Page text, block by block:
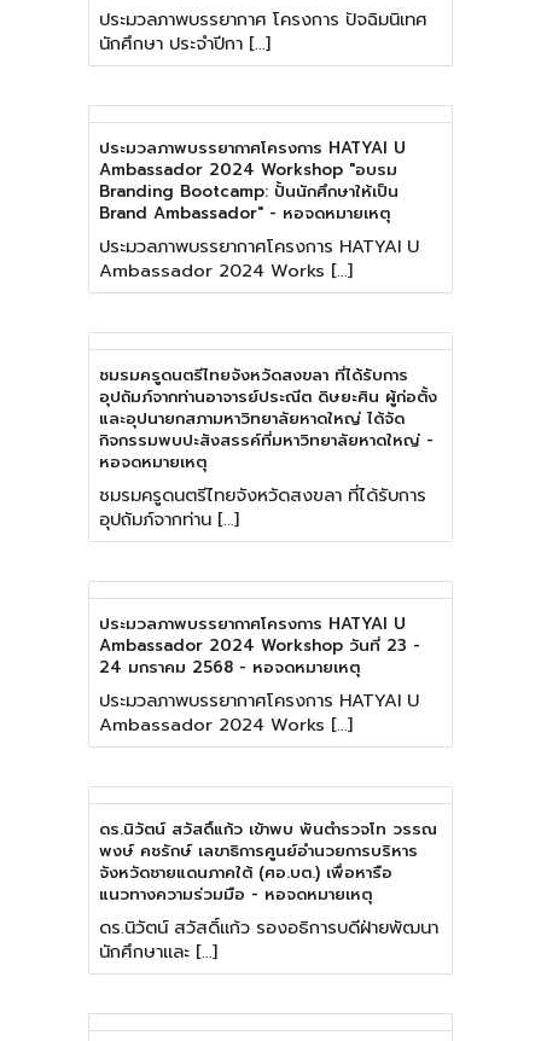
ประมวลภาพบรรยากาศ โครงการ ปัจฉิมนิเทศ
นักศึกษา ประจำปีกา […]
ประมวลภาพบรรยากาศโครงการ HATYAI U
Ambassador 2024 Workshop "อบรม
Branding Bootcamp: ปั้นนักศึกษาให้เป็น
Brand Ambassador" - หอจดหมายเหตุ
ประมวลภาพบรรยากาศโครงการ HATYAI U
Ambassador 2024 Works […]
ชมรมครูดนตรีไทยจังหวัดสงขลา ที่ได้รับการ
อุปถัมภ์จากท่านอาจารย์ประณีต ดิษยะศิน ผู้ก่อตั้ง
และอุปนายกสภามหาวิทยาลัยหาดใหญ่ ได้จัด
กิจกรรมพบปะสังสรรค์ที่มหาวิทยาลัยหาดใหญ่ -
หอจดหมายเหตุ
ชมรมครูดนตรีไทยจังหวัดสงขลา ที่ได้รับการ
อุปถัมภ์จากท่าน […]
ประมวลภาพบรรยากาศโครงการ HATYAI U
Ambassador 2024 Workshop วันที่ 23 -
24 มกราคม 2568 - หอจดหมายเหตุ
ประมวลภาพบรรยากาศโครงการ HATYAI U
Ambassador 2024 Works […]
ดร.นิวัตน์ สวัสดิ์แก้ว เข้าพบ พันตำรวจโท วรรณ
พงษ์ คชรักษ์ เลขาธิการศูนย์อำนวยการบริหาร
จังหวัดชายแดนภาคใต้ (ศอ.บต.) เพื่อหารือ
แนวทางความร่วมมือ - หอจดหมายเหตุ
ดร.นิวัตน์ สวัสดิ์แก้ว รองอธิการบดีฝ่ายพัฒนา
นักศึกษาและ […]